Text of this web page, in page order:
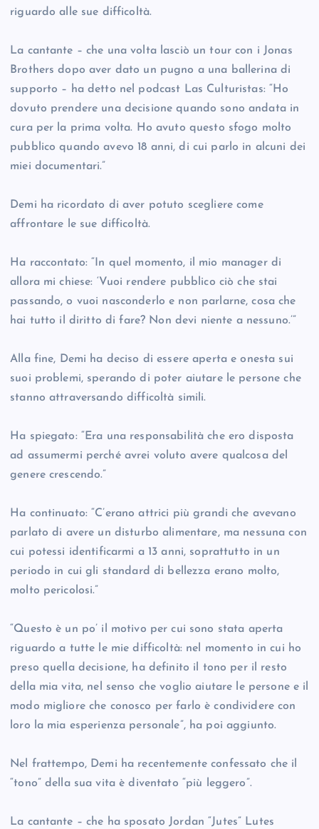
riguardo alle sue difficoltà.
La cantante – che una volta lasciò un tour con i Jonas
Brothers dopo aver dato un pugno a una ballerina di
supporto – ha detto nel podcast Las Culturistas: “Ho
dovuto prendere una decisione quando sono andata in
cura per la prima volta. Ho avuto questo sfogo molto
pubblico quando avevo 18 anni, di cui parlo in alcuni dei
miei documentari.”
Demi ha ricordato di aver potuto scegliere come
affrontare le sue difficoltà.
Ha raccontato: “In quel momento, il mio manager di
allora mi chiese: ‘Vuoi rendere pubblico ciò che stai
passando, o vuoi nasconderlo e non parlarne, cosa che
hai tutto il diritto di fare? Non devi niente a nessuno.’”
Alla fine, Demi ha deciso di essere aperta e onesta sui
suoi problemi, sperando di poter aiutare le persone che
stanno attraversando difficoltà simili.
Ha spiegato: “Era una responsabilità che ero disposta
ad assumermi perché avrei voluto avere qualcosa del
genere crescendo.”
Ha continuato: “C’erano attrici più grandi che avevano
parlato di avere un disturbo alimentare, ma nessuna con
cui potessi identificarmi a 13 anni, soprattutto in un
periodo in cui gli standard di bellezza erano molto,
molto pericolosi.”
“Questo è un po’ il motivo per cui sono stata aperta
riguardo a tutte le mie difficoltà: nel momento in cui ho
preso quella decisione, ha definito il tono per il resto
della mia vita, nel senso che voglio aiutare le persone e il
modo migliore che conosco per farlo è condividere con
loro la mia esperienza personale”, ha poi aggiunto.
Nel frattempo, Demi ha recentemente confessato che il
“tono” della sua vita è diventato “più leggero”.
La cantante – che ha sposato Jordan “Jutes” Lutes